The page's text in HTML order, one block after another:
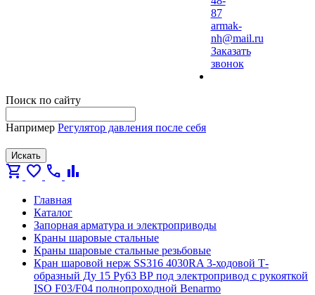
87
armak-
nh@mail.ru
Заказать
звонок
Поиск по сайту
Например Регулятор давления после себя
Искать
shopping_cart favorite call bar_chart
Главная
Каталог
Запорная арматура и электроприводы
Краны шаровые стальные
Краны шаровые стальные резьбовые
Кран шаровой нерж SS316 4030RA 3-ходовой Т-
образный Ду 15 Ру63 ВР под электропривод с рукояткой
ISO F03/F04 полнопроходной Benarmo